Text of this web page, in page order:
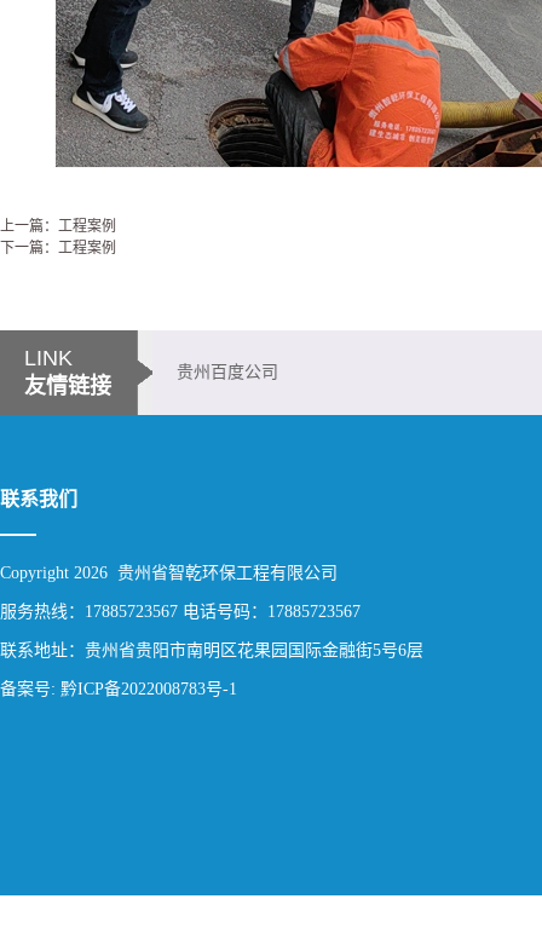
上一篇：工程案例
下一篇：工程案例
LINK
友情链接
贵州百度公司
联系我们
Copyright 2026 贵州省智乾环保工程有限公司
服务热线：17885723567 电话号码：17885723567
联系地址：贵州省贵阳市南明区花果园国际金融街5号6层
备案号: 黔ICP备2022008783号-1